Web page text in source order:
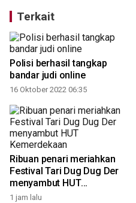
Terkait
Polisi berhasil tangkap
bandar judi online
16 Oktober 2022 06:35
Ribuan penari meriahkan
Festival Tari Dug Dug Der
menyambut HUT
Kemerdekaan
1 jam lalu